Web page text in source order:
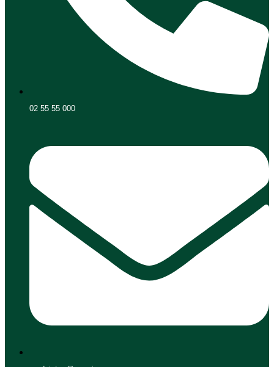
02 55 55 000